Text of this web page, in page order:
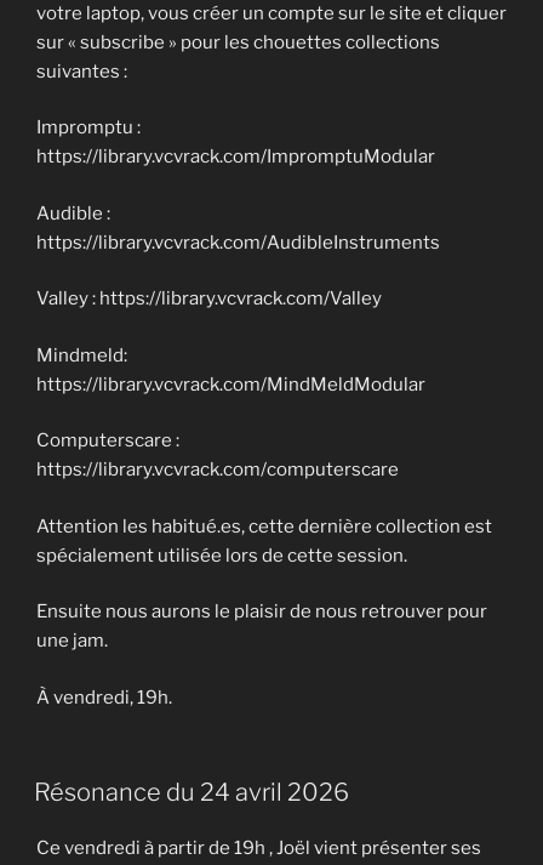
votre laptop, vous créer un compte sur le site et cliquer
sur « subscribe » pour les chouettes collections
suivantes :
Impromptu :
https://library.vcvrack.com/ImpromptuModular
Audible :
https://library.vcvrack.com/AudibleInstruments
Valley : https://library.vcvrack.com/Valley
Mindmeld:
https://library.vcvrack.com/MindMeldModular
Computerscare :
https://library.vcvrack.com/computerscare
Attention les habitué.es, cette dernière collection est
spécialement utilisée lors de cette session.
Ensuite nous aurons le plaisir de nous retrouver pour
une jam.
À vendredi, 19h.
Résonance du 24 avril 2026
Ce vendredi à partir de 19h , Joël vient présenter ses